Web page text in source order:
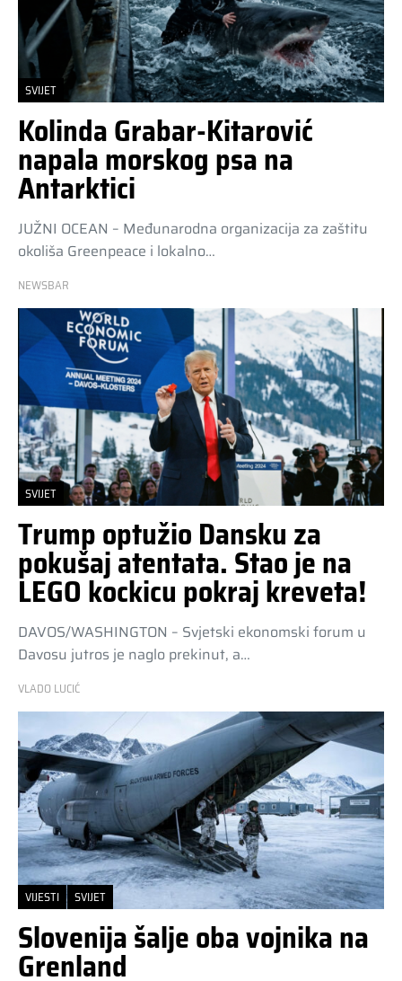
SVIJET
Kolinda Grabar-Kitarović
napala morskog psa na
Antarktici
JUŽNI OCEAN – Međunarodna organizacija za zaštitu
okoliša Greenpeace i lokalno…
NEWSBAR
SVIJET
Trump optužio Dansku za
pokušaj atentata. Stao je na
LEGO kockicu pokraj kreveta!
DAVOS/WASHINGTON – Svjetski ekonomski forum u
Davosu jutros je naglo prekinut, a…
VLADO LUCIĆ
VIJESTI SVIJET
Slovenija šalje oba vojnika na
Grenland